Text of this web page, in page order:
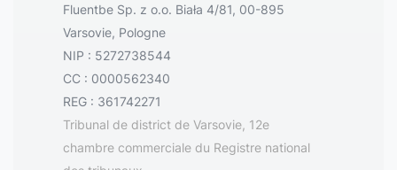
Fluentbe Sp. z o.o. Biała 4/81, 00-895
Varsovie, Pologne
NIP : 5272738544
CC : 0000562340
REG : 361742271
Tribunal de district de Varsovie, 12e
chambre commerciale du Registre national